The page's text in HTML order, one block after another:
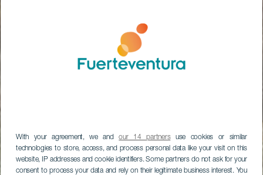
With your agreement, we andour 14 partnersuse cookies or similar
technologies to store, access, and process personal data like your visit on this
website, IP addresses and cookie identifiers. Some partners do not ask for your
consent to process your data and rely on their legitimate business interest. You